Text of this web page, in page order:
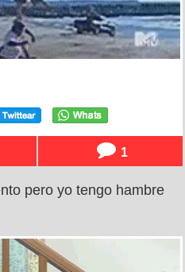
1
pero yo tengo hambre